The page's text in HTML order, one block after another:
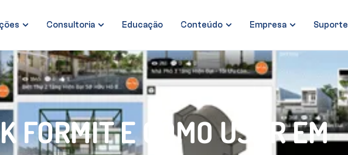
Consultoria Educação Conteúdo Empresa Suporte
FORMIT E COMO USAR EM